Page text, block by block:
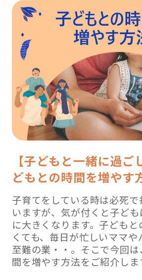
【子どもと一緒に過ご
どもとの時間を増やす
子育てをしている時は必死
いますが、気が付くと子ど
に大きくなります。子ども
くても、毎日が忙しいママや
至難の業・・。そこで今回
間を増やす方法をご紹介しま